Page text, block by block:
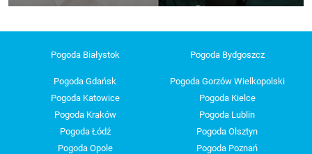
Pogoda Białystok Pogoda Bydgoszcz
Pogoda Gdańsk
Pogoda Gorzów Wielkopolski
Pogoda Katowice
Pogoda Kielce
Pogoda Kraków
Pogoda Lublin
Pogoda Łódź
Pogoda Olsztyn
Pogoda Opole
Pogoda Poznań